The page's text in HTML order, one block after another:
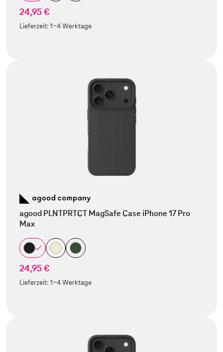
24,95 €
Lieferzeit:1-4 Werktage
agood PLNTPRTCT MagSafe Case iPhone 17 Pro
Max
24,95 €
Lieferzeit:1-4 Werktage